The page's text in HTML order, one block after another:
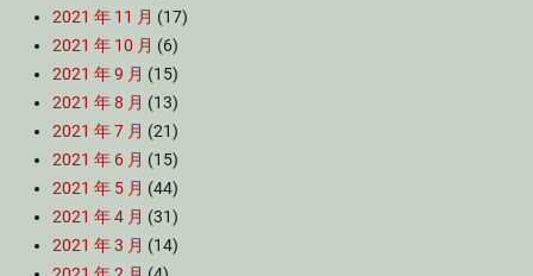
2021 年 11 月 (17)
2021 年 10 月 (6)
2021 年 9 月 (15)
2021 年 8 月 (13)
2021 年 7 月 (21)
2021 年 6 月 (15)
2021 年 5 月 (44)
2021 年 4 月 (31)
2021 年 3 月 (14)